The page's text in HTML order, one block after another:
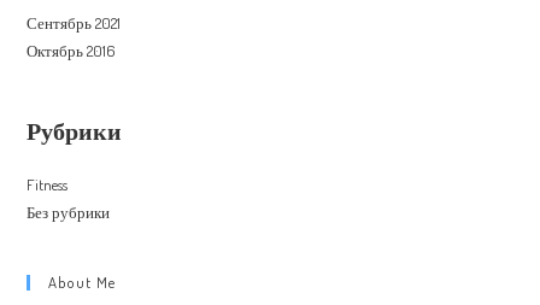
Сентябрь 2021
Октябрь 2016
Рубрики
Fitness
Без рубрики
About Me